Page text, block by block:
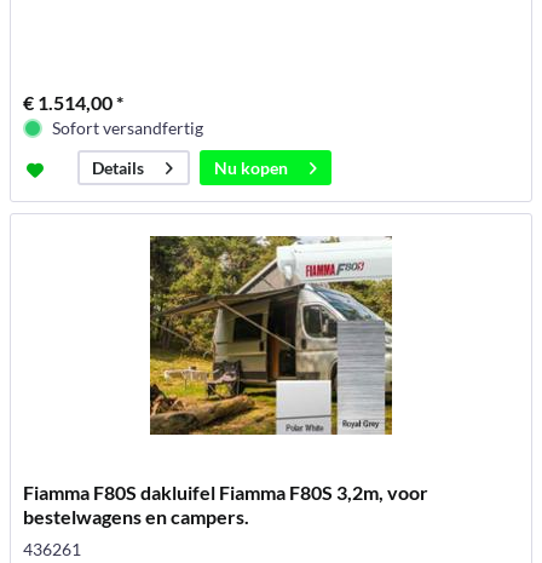
€ 1.514,00 *
Sofort versandfertig
Details
Nu kopen
Fiamma F80S dakluifel Fiamma F80S 3,2m, voor
bestelwagens en campers.
436261